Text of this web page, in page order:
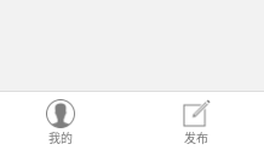
我的 发布